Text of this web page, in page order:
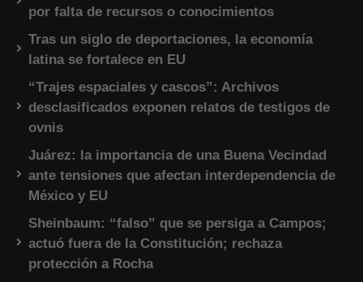
por falta de recursos o conocimientos
Tras un siglo de deportaciones, la economía
latina se fortalece en EU
“Trajes espaciales y cascos”: Archivos
desclasificados exponen relatos de testigos de
ovnis
Juárez: la importancia de una Buena Vecindad
ante tensiones que afectan interdependencia de
México y EU
Sheinbaum: “falso” que se persiga a Campos;
actuó fuera de la Constitución; rechaza
protección a Rocha